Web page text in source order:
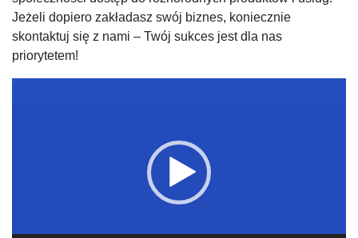
Jeżeli dopiero zakładasz swój biznes, koniecznie
skontaktuj się z nami – Twój sukces jest dla nas
priorytetem!